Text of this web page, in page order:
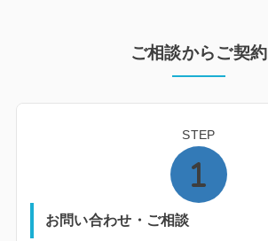
ご相談からご契約
STEP
お問い合わせ・ご相談